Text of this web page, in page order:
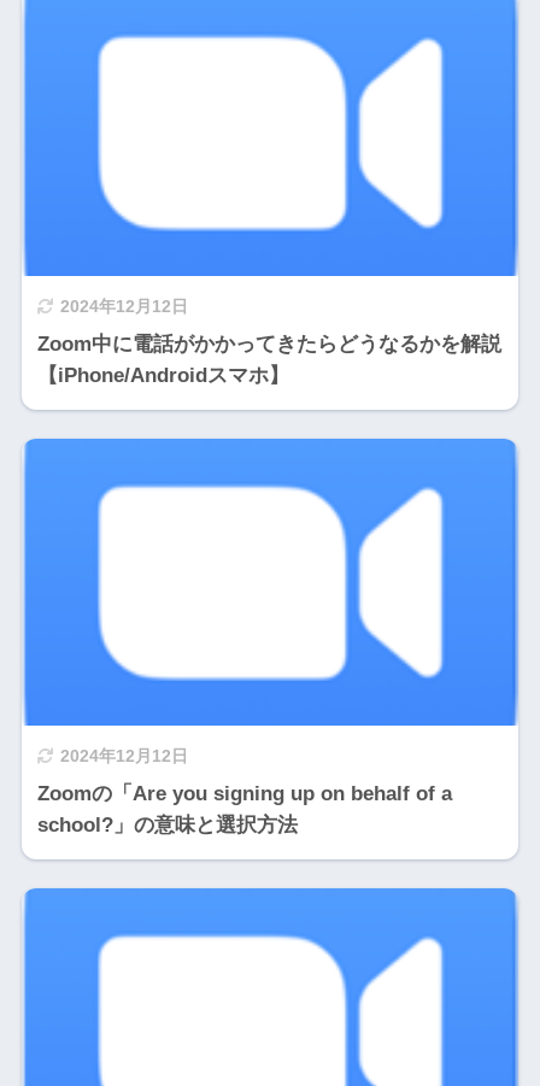
2024年12月12日
Zoom中に電話がかかってきたらどうなるかを解説
【iPhone/Androidスマホ】
2024年12月12日
Zoomの「Are you signing up on behalf of a
school?」の意味と選択方法